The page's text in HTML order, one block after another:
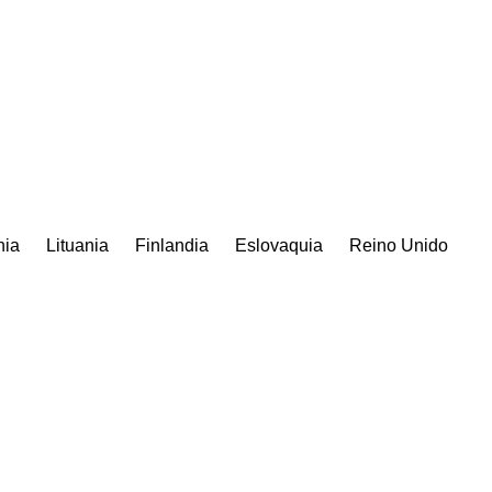
Lituania Finlandia Eslovaquia Reino Unido